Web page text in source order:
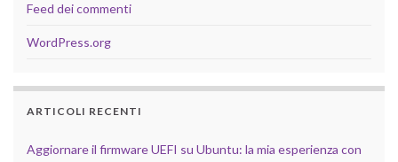
Feed dei commenti
WordPress.org
ARTICOLI RECENTI
Aggiornare il firmware UEFI su Ubuntu: la mia esperienza con